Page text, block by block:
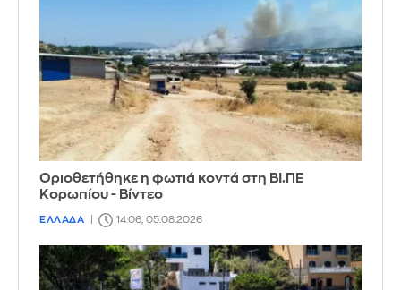
Οριοθετήθηκε η φωτιά κοντά στη ΒΙ.ΠΕ
Κορωπίου - Βίντεο
ΕΛΛΑΔΑ 14:06, 05.08.2026